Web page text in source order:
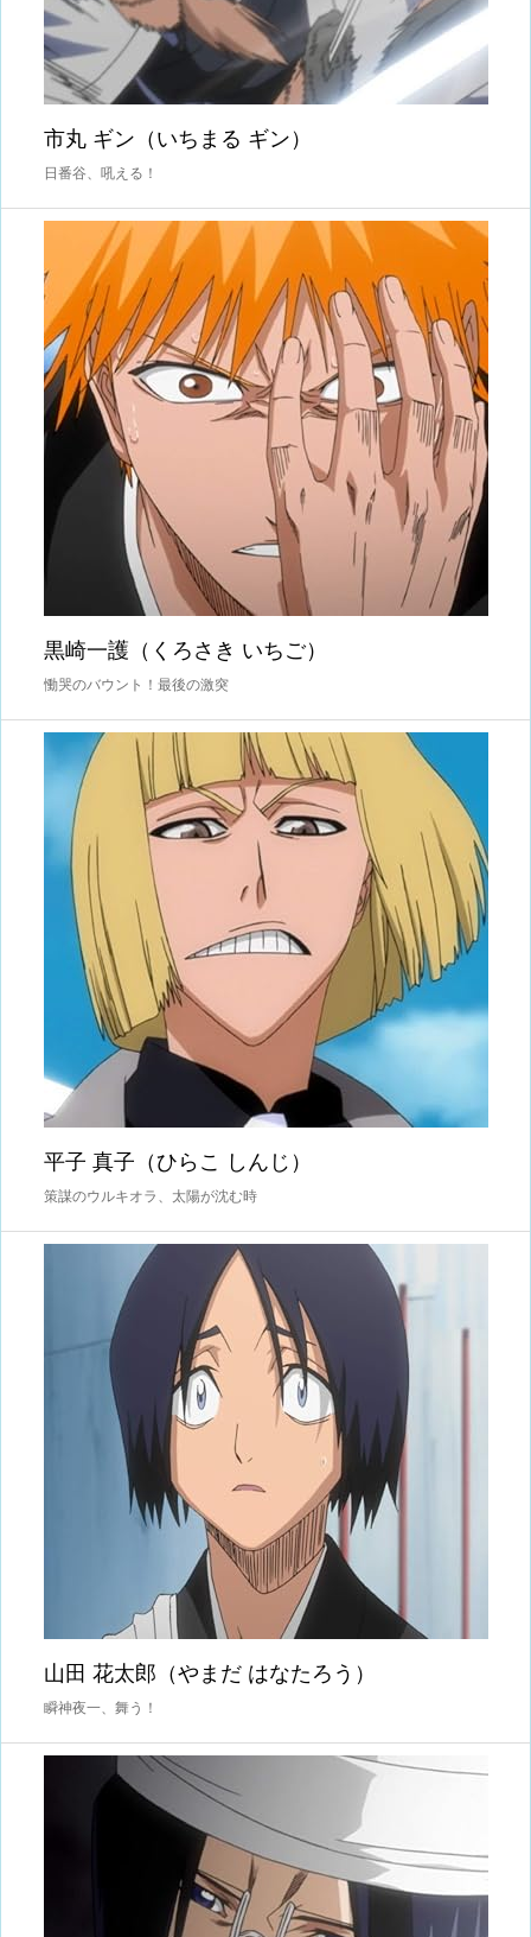
市丸 ギン（いちまる ギン）
日番谷、吼える！
黒崎一護（くろさき いちご）
慟哭のバウント！最後の激突
平子 真子（ひらこ しんじ）
策謀のウルキオラ、太陽が沈む時
山田 花太郎（やまだ はなたろう）
瞬神夜一、舞う！